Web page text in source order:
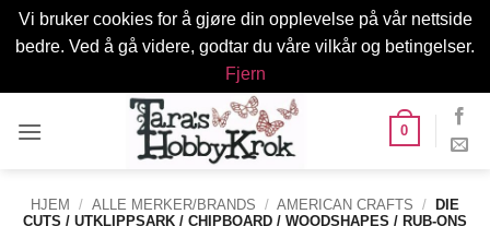
Vi bruker cookies for å gjøre din opplevelse på vår nettside
bedre. Ved å gå videre, godtar du våre vilkår og betingelser.
Fjern
0
HJEM / ALLE MERKER/BRANDS / AMERICAN CRAFTS /
DIE
CUTS / UTKLIPPSARK / CHIPBOARD / WOODSHAPES / RUB-ONS